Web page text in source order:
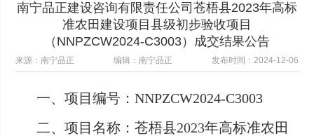
南宁品正建设咨询有限责任公司苍梧县2023年高标
准农田建设项目县级初步验收项目
（NNPZCW2024-C3003）成交结果公告
来源：南宁品正 编辑：南宁品正 发布时间：2024-12-06
一、项目编号：NNPZCW2024-C3003
二、项目名称：苍梧县2023年高标准农田